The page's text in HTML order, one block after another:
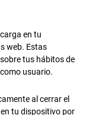
en tu
web. Estas
tus hábitos de
usuario.
al cerrar el
tu dispositivo por